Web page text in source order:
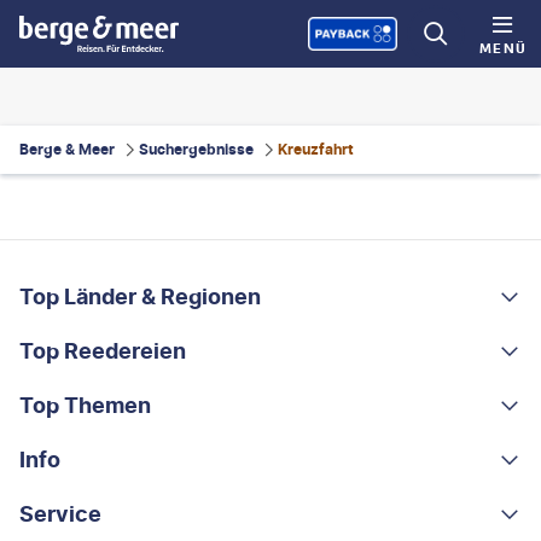
MENÜ
Berge & Meer Suchergebnisse Kreuzfahrt
Footer navigation
Top Länder & Regionen
Portugal
Albanien
Griechenland
Top Reedereien
AIDA
MSC Cruises
Costa Kreuzfahrten
Top Themen
Rundreisen
Kleingruppen-Rundreisen
Info
Über uns
Service